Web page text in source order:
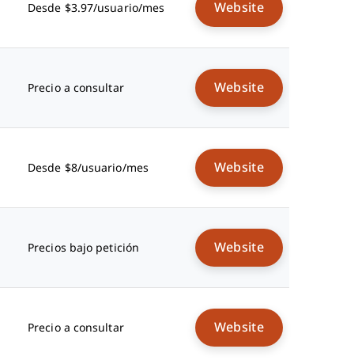
Desde $3.97/usuario/mes Website
Precio a consultar Website
Desde $8/usuario/mes Website
Precios bajo petición Website
Precio a consultar Website